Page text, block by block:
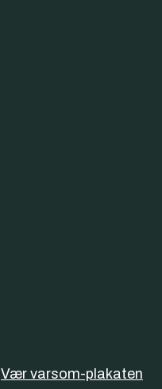
Vær varsom-plakaten